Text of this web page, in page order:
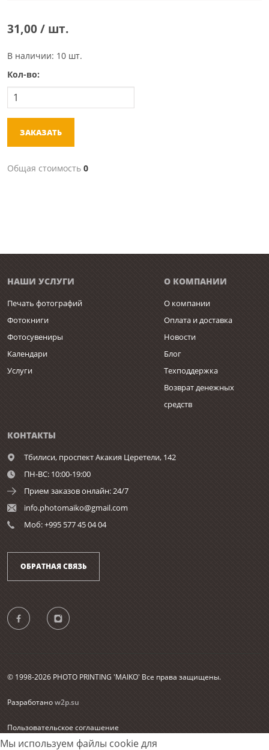
31,00 / шт.
В наличии: 10 шт.
Кол-во:
ЗАКАЗАТЬ
Общая стоимость 0
Мы используем файлы cookie для
НАШИ УСЛУГИ
Печать фотографий
Фотокниги
Фотосувениры
Календари
Услуги
О КОМПАНИИ
О компании
Оплата и доставка
Новости
Блог
Техподдержка
Возврат денежных
средств
КОНТАКТЫ
Тбилиси, проспект Акакия Церетели, 142
ПН-ВС: 10:00-19:00
Прием заказов онлайн: 24/7
info.photomaiko@gmail.com
Моб: +995 577 45 04 04
ОБРАТНАЯ СВЯЗЬ
© 1998-2026 PHOTO PRINTING 'MAIKO' Все права защищены.
Разработаноw2p.su
Пользовательское соглашение
Согласие на обработку персональных данных